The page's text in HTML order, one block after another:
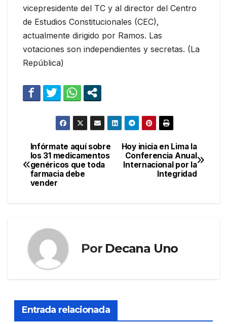
vicepresidente del TC y al director del Centro
de Estudios Constitucionales (CEC),
actualmente dirigido por Ramos. Las
votaciones son independientes y secretas. (La
República)
Navegación
de
Hoy inicia en Lima la
Conferencia Anual
Internacional por la
Integridad
Infórmate aquí sobre
los 31 medicamentos
genéricos que toda
farmacia debe
vender
Por Decana Uno
Entrada relacionada